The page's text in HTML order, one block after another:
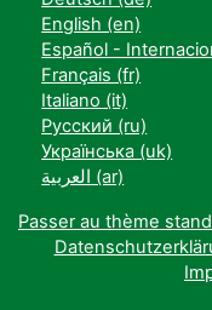
English ‎(en)‎
Español -
Français ‎(fr)‎
Italiano ‎(it)‎
Русский ‎(ru)‎
Українська ‎(uk)‎
العربية ‎(ar)‎
Passer au thème